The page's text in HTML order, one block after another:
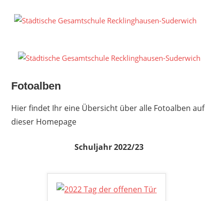
Inhalt
Fotoalben
Hier findet Ihr eine Übersicht über alle Fotoalben auf
dieser Homepage
Schuljahr 2022/23